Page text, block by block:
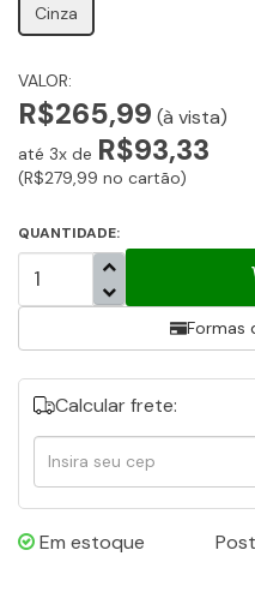
Cinza
VALOR:
R$265,99 (à vista)
até 3x de R$93,33
(R$279,99 no cartão)
QUANTIDADE:
Formas
Calcular frete:
Calcular
frete
Em estoque